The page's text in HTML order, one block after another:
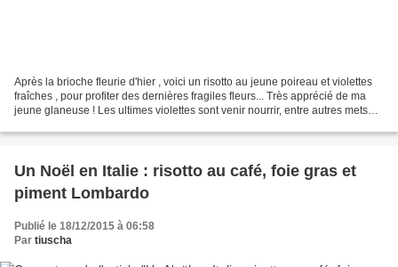
Après la brioche fleurie d'hier , voici un risotto au jeune poireau et violettes
fraîches , pour profiter des dernières fragiles fleurs... Très apprécié de ma
jeune glaneuse ! Les ultimes violettes sont venir nourrir, entre autres mets
Un Noël en Italie : risotto au café, foie gras et
piment Lombardo
Publié le 18/12/2015 à 06:58
Par tiuscha